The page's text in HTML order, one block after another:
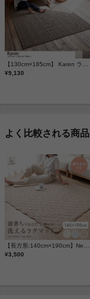
¥9,130
よく比較される商品
¥3,500